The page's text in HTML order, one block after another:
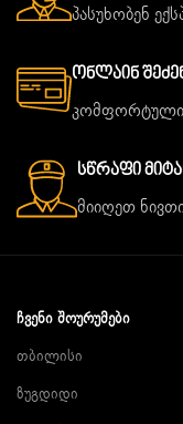
პასუხობენ
Ონლაინ
კომფორტული
Სწრაფი
მიიღეთ
ᲩᲕᲔᲜᲘ ᲨᲝᲣᲠᲣᲛᲔᲑᲘ
თბილისი
ზუგდიდი